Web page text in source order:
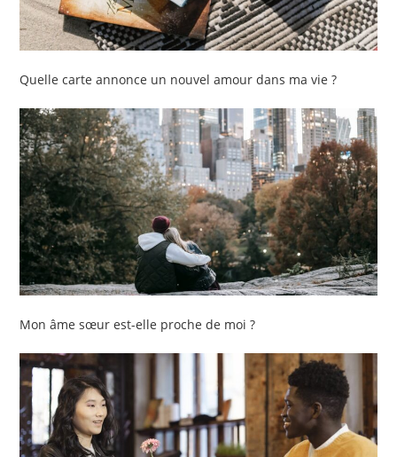
Quelle carte annonce un nouvel amour dans ma vie ?
Mon âme sœur est-elle proche de moi ?